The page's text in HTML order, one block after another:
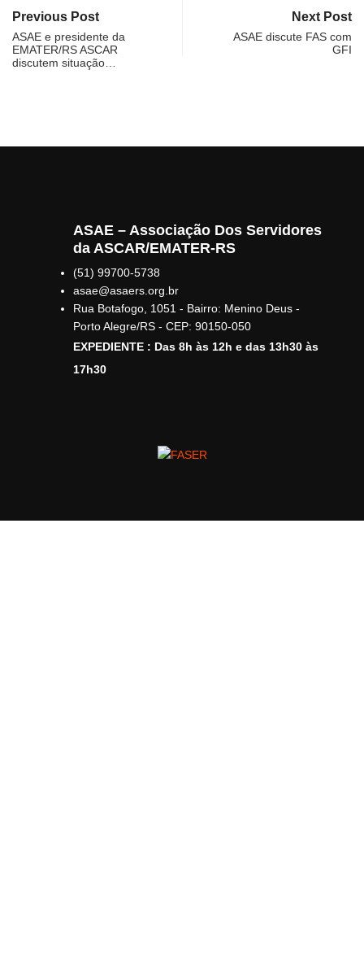
Previous Post
ASAE e presidente da
EMATER/RS ASCAR
discutem situação…
Next Post
ASAE discute FAS com
GFI
ASAE – Associação Dos Servidores
da ASCAR/EMATER-RS
(51) 99700-5738
asae@asaers.org.br
Rua Botafogo, 1051 - Bairro: Menino Deus -
Porto Alegre/RS - CEP: 90150-050
EXPEDIENTE : Das 8h às 12h e das 13h30 às
17h30